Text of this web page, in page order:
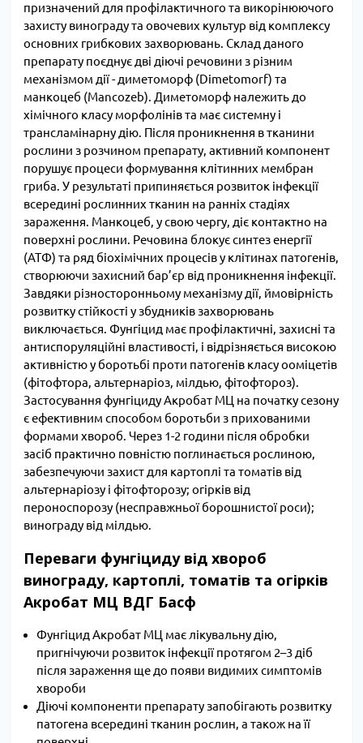
призначений для профілактичного та викорінюючого
захисту винограду та овочевих культур від комплексу
основних грибкових захворювань. Склад даного
препарату поєднує дві діючі речовини з різним
механізмом дії - диметоморф (Dimetomorf) та
манкоцеб (Mancozeb). Диметоморф належить до
хімічного класу морфолінів та має системну і
трансламінарну дію. Після проникнення в тканини
рослини з розчином препарату, активний компонент
порушує процеси формування клітинних мембран
гриба. У результаті припиняється розвиток інфекції
всередині рослинних тканин на ранніх стадіях
зараження. Манкоцеб, у свою чергу, діє контактно на
поверхні рослини. Речовина блокує синтез енергії
(АТФ) та ряд біохімічних процесів у клітинах патогенів,
створюючи захисний бар’єр від проникнення інфекції.
Завдяки різносторонньому механізму дії, ймовірність
розвитку стійкості у збудників захворювань
виключається. Фунгіцид має профілактичні, захисні та
антиспоруляційні властивості, і відрізняється високою
активністю у боротьбі проти патогенів класу ооміцетів
(фітофтора, альтернаріоз, мілдью, фітофтороз).
Застосування фунгіциду Акробат МЦ на початку сезону
є ефективним способом боротьби з прихованими
формами хвороб. Через 1-2 години після обробки
засіб практично повністю поглинається рослиною,
забезпечуючи захист для картоплі та томатів від
альтернаріозу і фітофторозу; огірків від
пероноспорозу (несправжньої борошнистої роси);
винограду від мілдью.
Переваги фунгіциду від хвороб
винограду, картоплі, томатів та огірків
Акробат МЦ ВДГ Басф
Фунгіцид Акробат МЦ має лікувальну дію,
пригнічуючи розвиток інфекції протягом 2–3 діб
після зараження ще до появи видимих симптомів
хвороби
Діючі компоненти препарату запобігають розвитку
патогена всередині тканин рослин, а також на її